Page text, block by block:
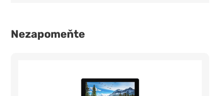
Nezapomeňte